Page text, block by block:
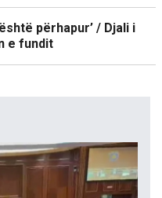
përhapur’ / Djali i
e fundit